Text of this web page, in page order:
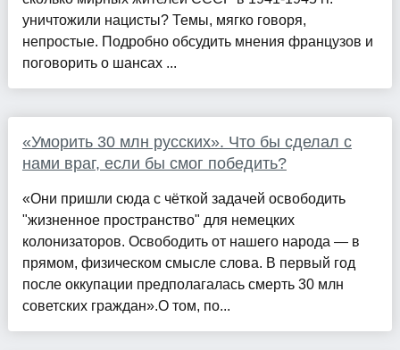
уничтожили нацисты? Темы, мягко говоря,
непростые. Подробно обсудить мнения французов и
поговорить о шансах ...
«Уморить 30 млн русских». Что бы сделал с
нами враг, если бы смог победить?
«Они пришли сюда с чёткой задачей освободить
"жизненное пространство" для немецких
колонизаторов. Освободить от нашего народа — в
прямом, физическом смысле слова. В первый год
после оккупации предполагалась смерть 30 млн
советских граждан».О том, по...